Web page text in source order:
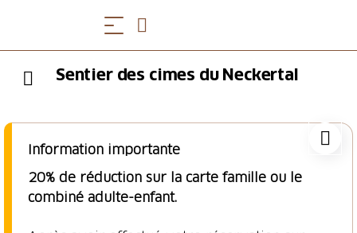
Sentier des cimes du Neckertal
Information importante
20% de réduction sur la carte famille ou le
combiné adulte-enfant.